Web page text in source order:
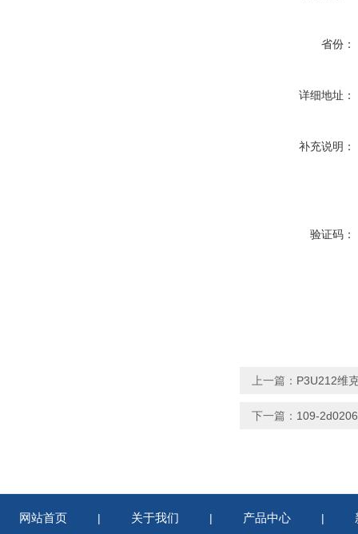
省份：
详细地址：
补充说明：
验证码：
上一篇： P3U212维
下一篇： 109-
网站首页 | 关于我们 | 产品中心 |